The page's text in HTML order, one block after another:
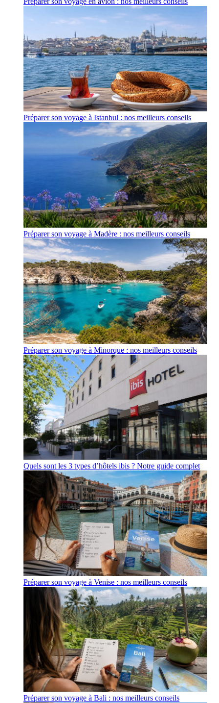
Préparer son voyage à Istanbul : nos meilleurs conseils
Préparer son voyage à Madère : nos meilleurs conseils
Préparer son voyage à Minorque : nos meilleurs conseils
Quels sont les 3 types d’hôtels ibis ? Notre guide complet
Préparer son voyage à Venise : nos meilleurs conseils
Préparer son voyage à Bali : nos meilleurs conseils